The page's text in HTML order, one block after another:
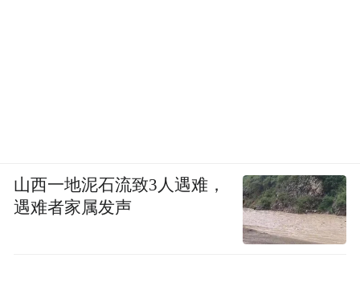
山西一地泥石流致3人遇难，
遇难者家属发声